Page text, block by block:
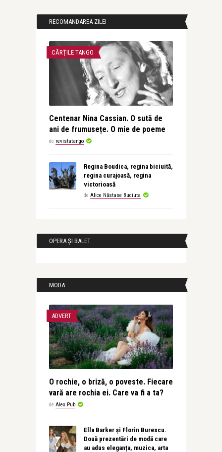
RECOMANDAREA ZILEI
CĂRȚILE TANGO
Centenar Nina Cassian. O sută de
ani de frumusețe. O mie de poeme
de revistatango
Regina Boudica, regina biciuită,
regina curajoasă, regina
victorioasă
de Alice Năstase Buciuta
OPERA ȘI BALET
MODA
ADVERT
O rochie, o briză, o poveste. Fiecare
vară are rochia ei. Care va fi a ta?
de Alex Pub
Ella Barker și Florin Burescu.
Două prezentări de modă care
au adus eleganța, muzica, arta